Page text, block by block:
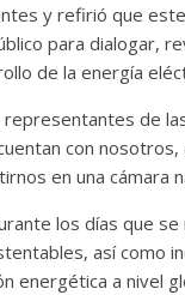
y refirió que
para dialogar,
de la energía
de
con
en una cámara
los días que
así como
energética a nivel